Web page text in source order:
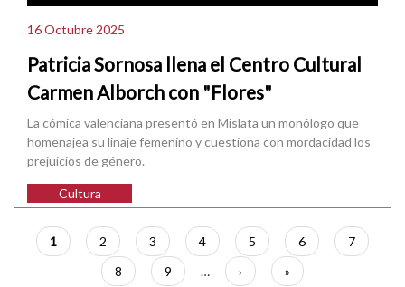
16 Octubre 2025
Patricia Sornosa llena el Centro Cultural
Carmen Alborch con "Flores"
La cómica valenciana presentó en Mislata un monólogo que
homenajea su linaje femenino y cuestiona con mordacidad los
prejuicios de género.
Cultura
Paginación
Página
actual
1 Página
2 Página
3 Página
4 Página
5 Página
6 Página
7
Página
8 Página
9 …
Siguiente
›
Última
»